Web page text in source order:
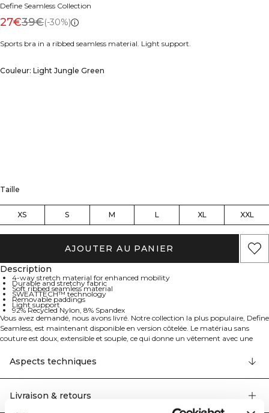
Define Seamless Collection
27€39€(-30%)
Sports bra in a ribbed seamless material. Light support.
Couleur: Light Jungle Green
Taille
XS S M L XL XXL
AJOUTER AU PANIER
Description
4-way stretch material for enhanced mobility
Durable and stretchy fabric
Soft ribbed seamless material
SWEATTECH™ technology
Removable paddings
Light support
92% Recycled Nylon, 8% Spandex
Vous avez demandé, nous avons livré. Notre collection la plus populaire, Define
Seamless, est maintenant disponible en version côtelée. Le matériau sans
couture est doux, extensible et souple, ce qui donne un vêtement avec une
et hauts dans plusieurs couleurs tendance font de Define Seamless la gamme
incontournable de vêtements d'entraînement pour de nombreux types
d'exercices différents. Le matériau extensible dans les quatre sens utilise la
entraînement, tandis que la technologie SWEATTECH améliore vos
performances. Cette brassière de sport arbore le logo ICIW, des rembourrages
Aspects techniques
Livraison & retours